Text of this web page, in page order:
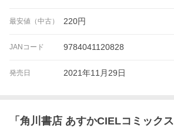
最安値（中古） 220円
JANコード 9784041120828
発売日 2021年11月29日
「 角川書店 あすかCIELコミックス